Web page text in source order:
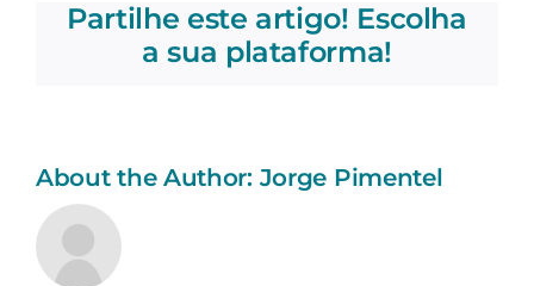
Mitos
verdades
Partilhe este artigo! Escolha
a sua plataforma!
About the Author: Jorge Pimentel